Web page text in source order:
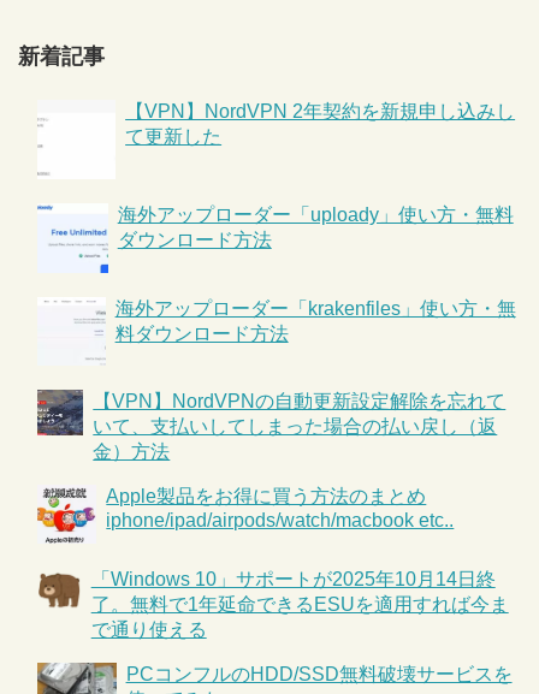
新着記事
【VPN】NordVPN 2年契約を新規申し込みし
て更新した
海外アップローダー「uploady」使い方・無料
ダウンロード方法
海外アップローダー「krakenfiles」使い方・無
料ダウンロード方法
【VPN】NordVPNの自動更新設定解除を忘れて
いて、支払いしてしまった場合の払い戻し（返
金）方法
Apple製品をお得に買う方法のまとめ
iphone/ipad/airpods/watch/macbook etc..
「Windows 10」サポートが2025年10月14日終
了。無料で1年延命できるESUを適用すれば今ま
で通り使える
PCコンフルのHDD/SSD無料破壊サービスを